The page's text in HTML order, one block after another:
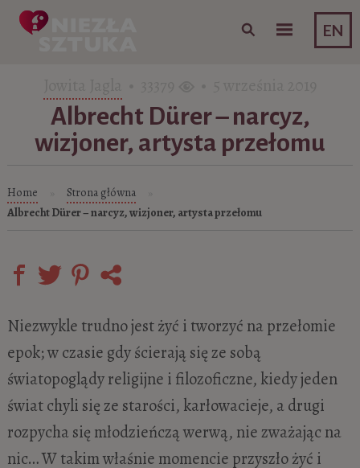
EN
Skip to content
Albrecht Dürer – narcyz,
wizjoner, artysta przełomu
Home Strona główna
Albrecht Dürer – narcyz, wizjoner, artysta przełomu
Niezwykle trudno jest żyć i tworzyć na przełomie
epok; w czasie gdy ścierają się ze sobą
światopoglądy religijne i filozoficzne, kiedy jeden
świat chyli się ze starości, karłowacieje, a drugi
rozpycha się młodzieńczą werwą, nie zważając na
nic… W takim właśnie momencie przyszło żyć i